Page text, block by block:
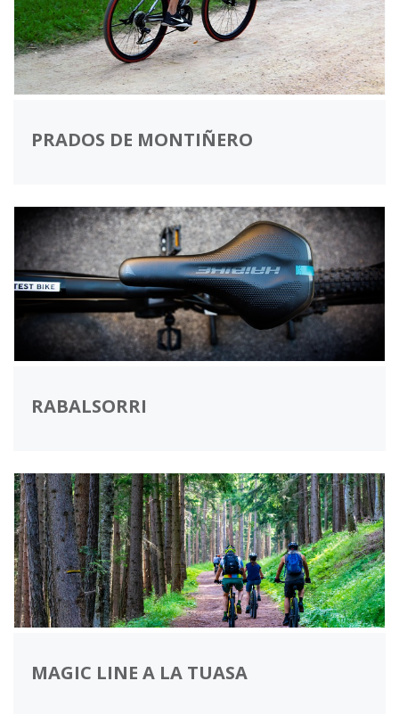
PRADOS DE MONTIÑERO
RABALSORRI
MAGIC LINE A LA TUASA